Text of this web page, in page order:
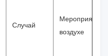
Случай
Мероприятия
воздухе